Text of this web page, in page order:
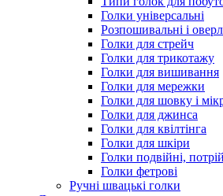
Голки універсальні
Розпошивальні і
Голки для стрейч
Голки для трикотажу
Голки для вишивання
Голки для мережки
Голки для шовку і
Голки для джинса
Голки для квілтінга
Голки для шкіри
Голки подвійні,
Голки фетрові
Ручні швацькі голки